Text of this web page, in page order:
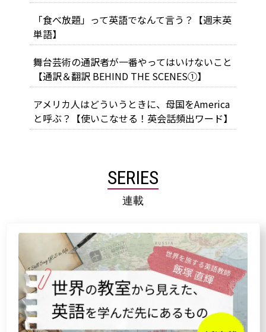
「食べ放題」って英語でなんて言う？【週末英
単語】
舞台芸術の通訳者が一番やってはいけないこと
【通訳＆翻訳 BEHIND THE SCENES①】
アメリカ人はどういうときに、母国をAmerica
と呼ぶ？【使いこなせる！英会話頻出ワード】
SERIES
連載